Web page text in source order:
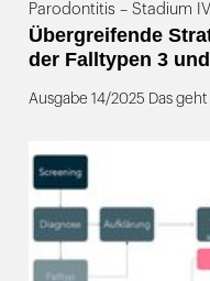
Parodontitis – Stadium
Übergreifende
der Falltypen 3
Ausgabe 14/2025 Das